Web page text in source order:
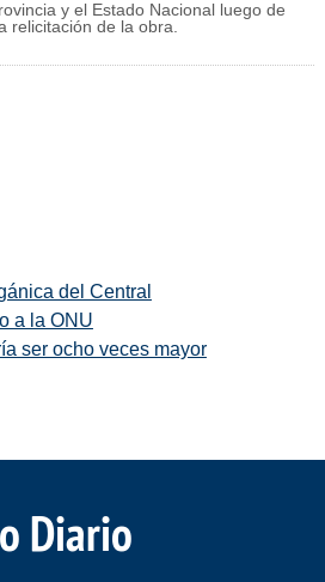
y el Estado Nacional luego de
relicitación de la obra.
del Central
a la ONU
ser ocho veces mayor
Diario